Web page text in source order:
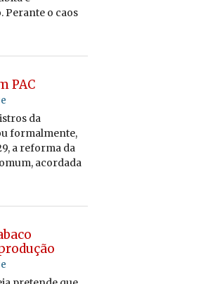
Perante o caos
PAC
da
formalmente,
a reforma da
acordada